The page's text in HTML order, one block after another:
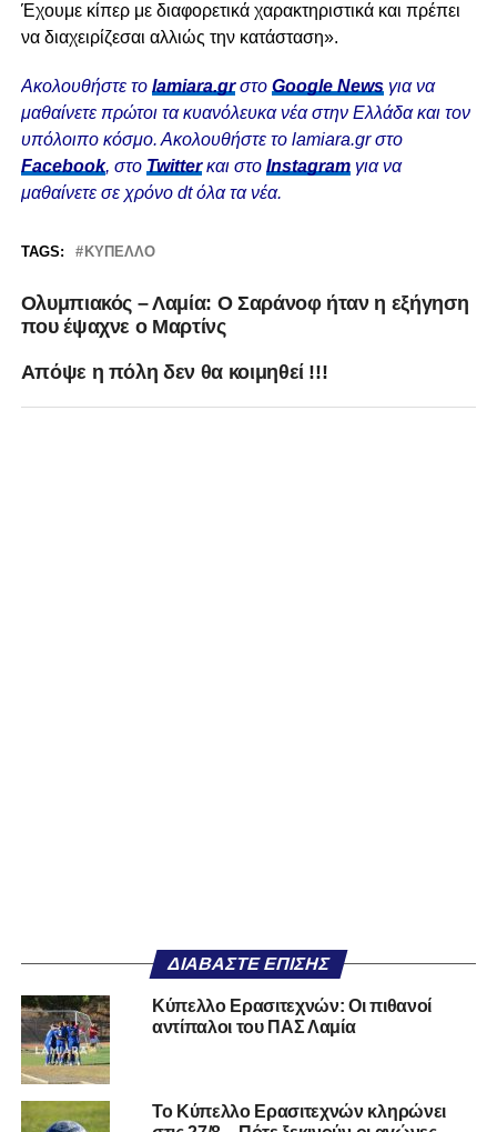
Έχουμε κίπερ με διαφορετικά χαρακτηριστικά και πρέπει
να διαχειρίζεσαι αλλιώς την κατάσταση».
Ακολουθήστε το lamiara.grστο Google Newsγια να
μαθαίνετε πρώτοι τα κυανόλευκα νέα στην Ελλάδα και τον
υπόλοιπο κόσμο. Ακολουθήστε το lamiara.gr στο
Facebook, στο Twitterκαι στο Instagram για να
μαθαίνετε σε χρόνο dt όλα τα νέα.
TAGS: ΚΎΠΕΛΛΟ
Ολυμπιακός – Λαμία: Ο Σαράνοφ ήταν η εξήγηση
που έψαχνε ο Μαρτίνς
Απόψε η πόλη δεν θα κοιμηθεί !!!
ΔΙΑΒΆΣΤΕ ΕΠΊΣΗΣ
Κύπελλο Ερασιτεχνών: Οι πιθανοί
αντίπαλοι του ΠΑΣ Λαμία
Το Κύπελλο Ερασιτεχνών κληρώνει